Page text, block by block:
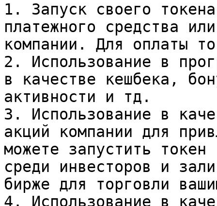
1. Запуск своего
платежного средства
компании. Для оплаты
2. Использование в
в качестве кешбека,
активности и тд.
3. Использование в
акций компании для
можете запустить
среди инвесторов и
бирже для торговли
4. Использование в